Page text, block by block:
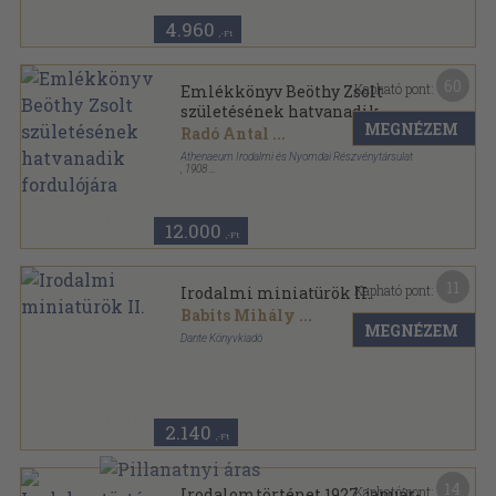
4.960 ,-Ft
Emlékkönyv Beöthy Zsolt
születésének hatvanadik
fordulójára
Radó Antal ...
Athenaeum Irodalmi és Nyomdai Részvénytársulat
1908
12.000 ,-Ft
Kapható pont:
MEGNÉZEM
Irodalmi miniatürök II.
Babits Mihály ...
Dante Könyvkiadó
2.140 ,-Ft
Kapható pont:
MEGNÉZEM
Kapható pont: